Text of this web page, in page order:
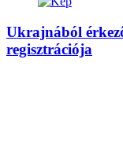
Ukrajnából
regisztrációja